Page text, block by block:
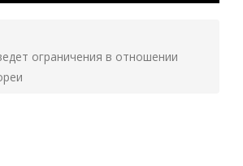
ограничения в отношении